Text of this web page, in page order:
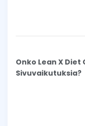
Onko Lean X
Sivuvaikutuksia?